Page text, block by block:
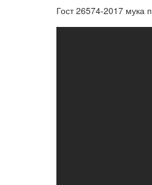
Гост 26574-2017 мука